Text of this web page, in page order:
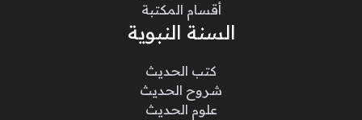
أقسام المكتبة
السنة النبوية
كتب الحديث
شروح الحديث
علوم الحديث